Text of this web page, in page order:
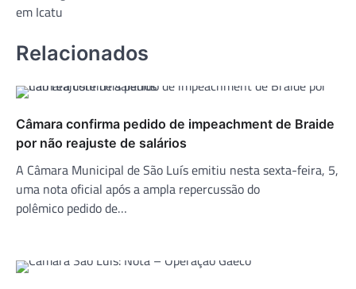
em Icatu
Relacionados
Câmara confirma pedido de impeachment de Braide
por não reajuste de salários
A Câmara Municipal de São Luís emitiu nesta sexta-feira, 5,
uma nota oficial após a ampla repercussão do
polêmico pedido de…